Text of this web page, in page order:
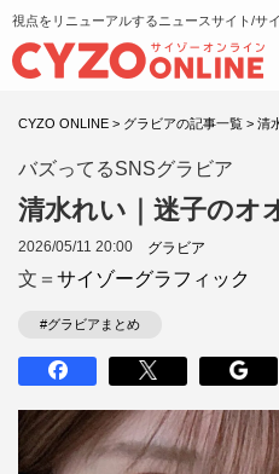
視点をリニューアルするニュースサイト/サ
CYZO ONLINE > グラビアの記事一覧 > 清
バズってるSNSグラビア
清水れい｜迷子のオ
2026/05/11 20:00 グラビア
文＝ サイゾーグラフィック
#グラビアまとめ